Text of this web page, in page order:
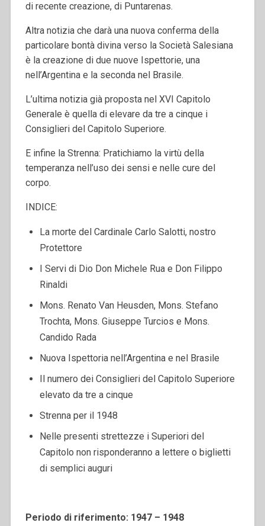
di recente creazione, di Puntarenas.
Altra notizia che darà una nuova conferma della
particolare bontà divina verso la Società Salesiana
è la creazione di due nuove Ispettorie, una
nell’Argentina e la seconda nel Brasile.
L’ultima notizia già proposta nel XVI Capitolo
Generale è quella di elevare da tre a cinque i
Consiglieri del Capitolo Superiore.
E infine la Strenna: Pratichiamo la virtù della
temperanza nell’uso dei sensi e nelle cure del
corpo.
INDICE:
La morte del Cardinale Carlo Salotti, nostro
Protettore
I Servi di Dio Don Michele Rua e Don Filippo
Rinaldi
Mons. Renato Van Heusden, Mons. Stefano
Trochta, Mons. Giuseppe Turcios e Mons.
Candido Rada
Nuova Ispettoria nell’Argentina e nel Brasile
Il numero dei Consiglieri del Capitolo Superiore
elevato da tre a cinque
Strenna per il 1948
Nelle presenti strettezze i Superiori del
Capitolo non risponderanno a lettere o biglietti
di semplici auguri
Periodo di riferimento: 1947 – 1948